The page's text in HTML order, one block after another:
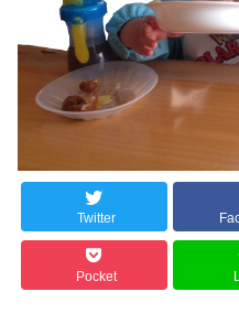
Twitter
Pocket